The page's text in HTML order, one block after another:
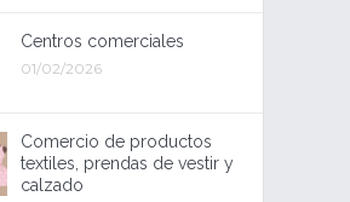
Centros comerciales
01/02/2026
Comercio de productos
textiles, prendas de vestir y
calzado